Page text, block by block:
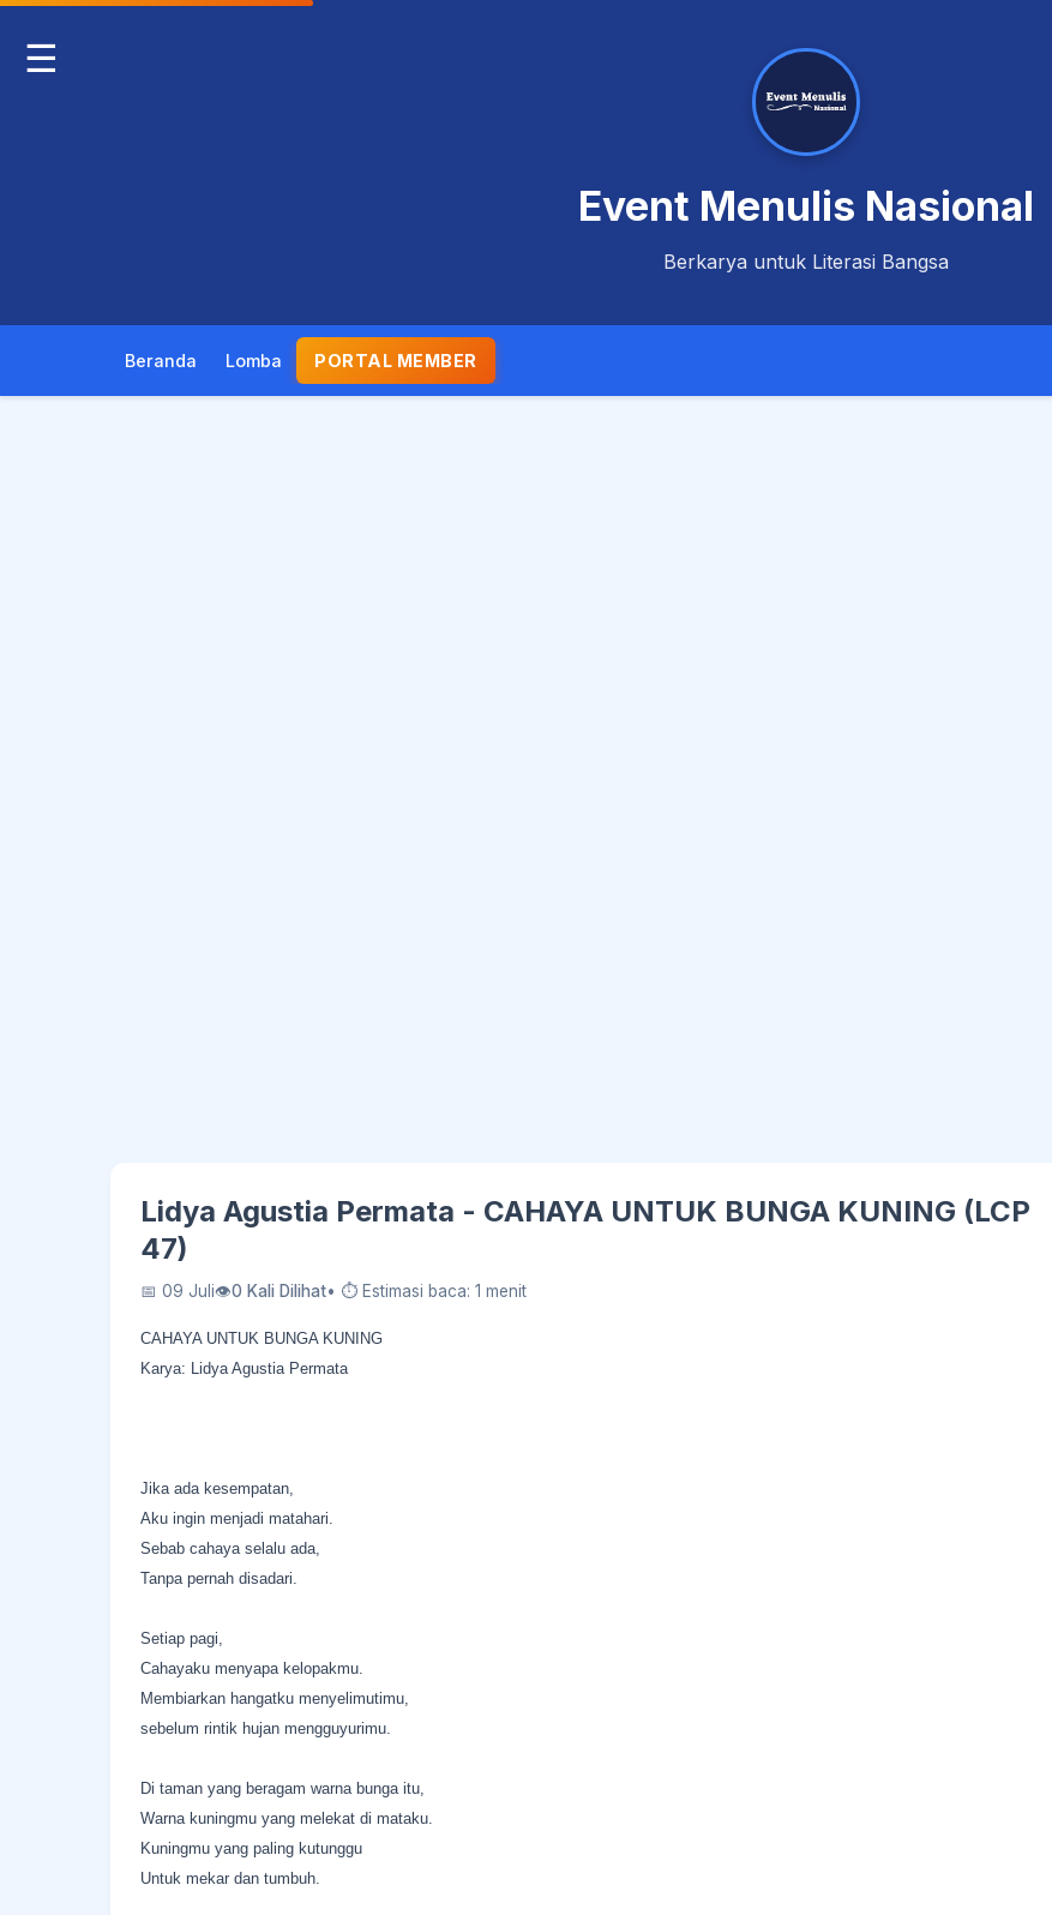
☰
Event Menulis Nasional
Berkarya untuk Literasi Bangsa
Beranda Lomba PORTAL MEMBER
Lidya Agustia Permata - CAHAYA UNTUK BUNGA KUNING (LCP
47)
📅 09 Juli👁0 Kali Dilihat• ⏱ Estimasi baca: 1 menit
CAHAYA UNTUK BUNGA KUNING
Karya: Lidya Agustia Permata
Jika ada kesempatan,
Aku ingin menjadi matahari.
Sebab cahaya selalu ada,
Tanpa pernah disadari.
Setiap pagi,
Cahayaku menyapa kelopakmu.
Membiarkan hangatku menyelimutimu,
sebelum rintik hujan mengguyurimu.
Di taman yang beragam warna bunga itu,
Warna kuningmu yang melekat di mataku.
Kuningmu yang paling kutunggu
Untuk mekar dan tumbuh.